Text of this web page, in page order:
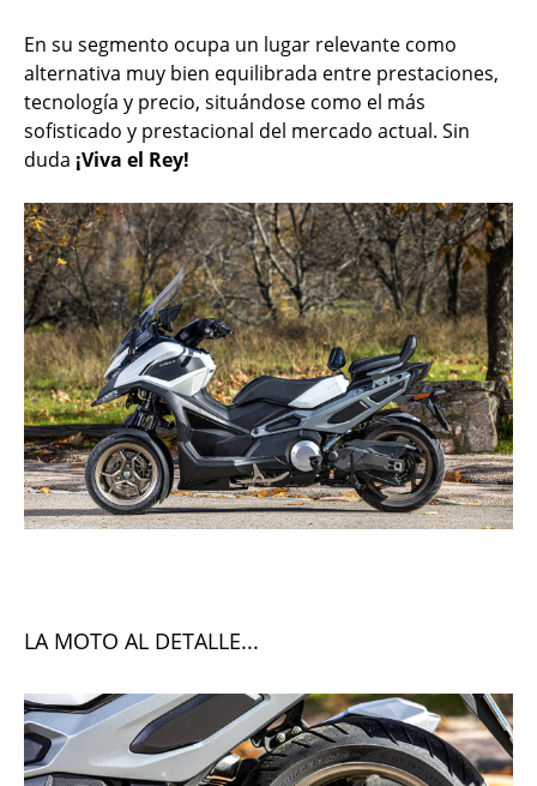
En su segmento ocupa un lugar relevante como
alternativa muy bien equilibrada entre prestaciones,
tecnología y precio, situándose como el más
sofisticado y prestacional del mercado actual. Sin
duda ¡Viva el Rey!
LA MOTO AL DETALLE...